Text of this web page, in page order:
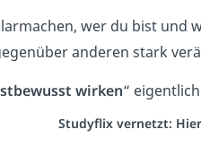
wer du bist und
anderen stark
wirken“
Studyflix vernetzt: